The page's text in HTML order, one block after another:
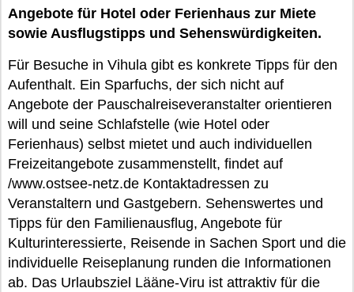
Angebote für Hotel oder Ferienhaus zur Miete
sowie Ausflugstipps und Sehenswürdigkeiten.
Für Besuche in Vihula gibt es konkrete Tipps für den
Aufenthalt. Ein Sparfuchs, der sich nicht auf
Angebote der Pauschalreiseveranstalter orientieren
will und seine Schlafstelle (wie Hotel oder
Ferienhaus) selbst mietet und auch individuellen
Freizeitangebote zusammenstellt, findet auf
/www.ostsee-netz.de Kontaktadressen zu
Veranstaltern und Gastgebern. Sehenswertes und
Tipps für den Familienausflug, Angebote für
Kulturinteressierte, Reisende in Sachen Sport und die
individuelle Reiseplanung runden die Informationen
ab. Das Urlaubsziel Lääne-Viru ist attraktiv für die